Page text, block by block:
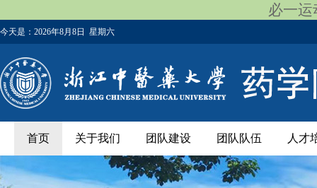
必一运
今天是： 2026年8月8日 星期六
首页 关于我们 团队建设 团队队伍 人才